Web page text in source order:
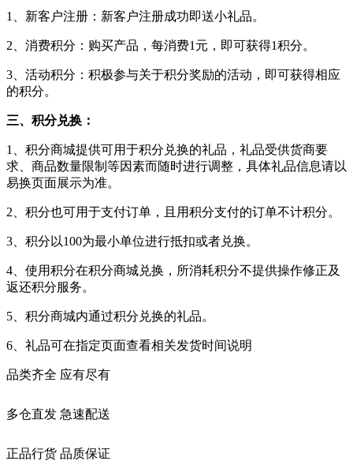
1、新客户注册：新客户注册成功即送小礼品。
2、消费积分：购买产品，每消费1元，即可获得1积分。
3、活动积分：积极参与关于积分奖励的活动，即可获得相应
的积分。
三、积分兑换：
1、积分商城提供可用于积分兑换的礼品，礼品受供货商要
求、商品数量限制等因素而随时进行调整，具体礼品信息请以
易换页面展示为准。
2、积分也可用于支付订单，且用积分支付的订单不计积分。
3、积分以100为最小单位进行抵扣或者兑换。
4、使用积分在积分商城兑换，所消耗积分不提供操作修正及
返还积分服务。
5、积分商城内通过积分兑换的礼品。
6、礼品可在指定页面查看相关发货时间说明
品类齐全 应有尽有
多仓直发 急速配送
正品行货 品质保证